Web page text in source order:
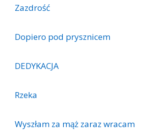
Zazdrość
Dopiero pod prysznicem
DEDYKACJA
Rzeka
Wyszłam za mąż zaraz wracam